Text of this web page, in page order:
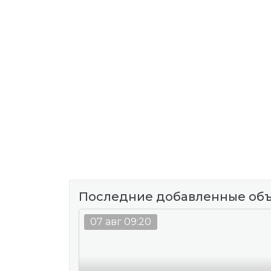
Последние добавленные
07 авг 09:20